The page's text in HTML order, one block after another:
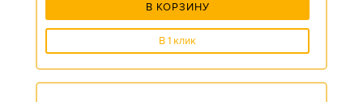
В КОРЗИНУ
В 1 клик